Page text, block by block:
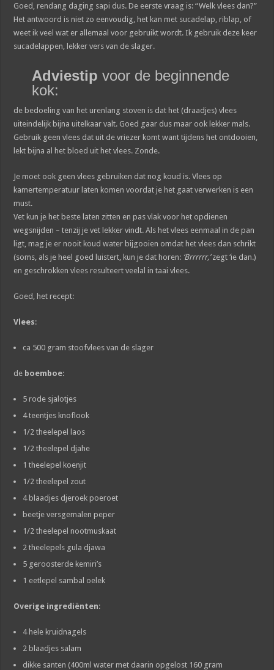
Goed, rendang daging sapi dus. De eerste vraag is: “Welk vlees dan?”
Het antwoord is niet zo eenvoudig, het kan met sucadelap, riblap, of
weet ik veel wat er allemaal voor gebruikt wordt. Ik gebruik deze keer
sucadelappen, lekker vers van de slager.
Adviestip voor de beginnende
kok:
de bedoeling van het urenlang stoven is dat het (draadjes) vlees
uiteindelijk bijna uitelkaar valt. Goed gaar dus maar ook lekker mals.
Gebruik geen vlees dat uit de vriezer komt want tijdens het ontdooien,
lekt bijna al het bloed uit het vlees. Zonde.
Je moet ook geen vlees gebruiken dat nog koud is. Vlees op
kamertemperatuur laten komen voordat je het gaat verwerken is een
must.
Vet kun je het beste laten zitten en pas vlak voor het opdienen
wegsnijden – tenzij je vet lekker vindt. Als het vlees eenmaal in de pan
ligt, mag je er nooit koud water bijgooien omdat het vlees dan schrikt
(soms, als je heel goed luistert, kun je dat horen: ‘Brrrrrr,’zegt ‘ie dan.)
en geschrokken vlees resulteert veelal in taai vlees.
Goed, het recept:
Vlees:
ca 500 gram stoofvlees van de slager
de boemboe:
5 rode sjalotjes
4 teentjes knoflook
1/2 theelepel laos
1/2 theelepel djahe
1 theelepel koenjit
1/2 theelepel zout
4 blaadjes djeroek poeroet
beetje versgemalen peper
1/2 theelepel nootmuskaat
2 theelepels gula djawa
5 geroosterde kemiri’s
1 eetlepel sambal oelek
Overige ingrediënten:
4 hele kruidnagels
2 blaadjes salam
dikke santen (400ml water met daarin opgelost 160 gram